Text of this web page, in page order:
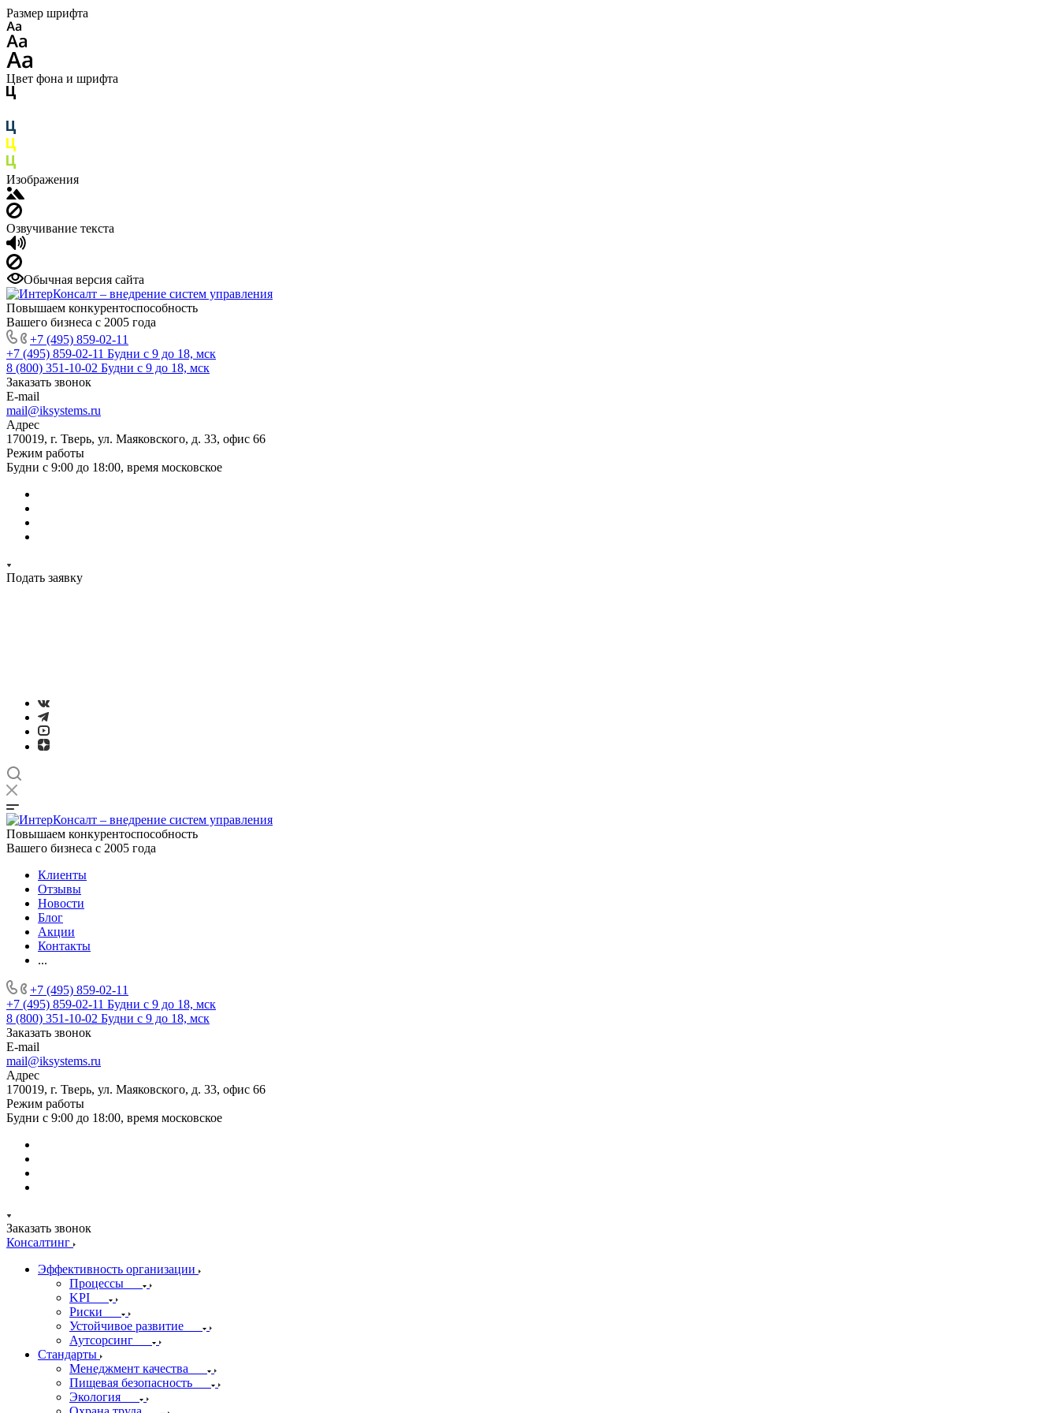
Размер шрифта
Цвет фона и шрифта
Изображения
Озвучивание текста
Обычная версия сайта
Повышаем конкурентоспособность
Вашего бизнеса с 2005 года
+7 (495) 859-02-11
+7 (495) 859-02-11 Будни с 9 до 18, мск
8 (800) 351-10-02 Будни с 9 до 18, мск
Заказать звонок
E-mail
mail@iksystems.ru
Адрес
170019, г. Тверь, ул. Маяковского, д. 33, офис 66
Режим работы
Будни с 9:00 до 18:00, время московское
Подать заявку
Повышаем конкурентоспособность
Вашего бизнеса с 2005 года
Клиенты
Отзывы
Новости
Блог
Акции
Контакты
...
+7 (495) 859-02-11
+7 (495) 859-02-11 Будни с 9 до 18, мск
8 (800) 351-10-02 Будни с 9 до 18, мск
Заказать звонок
E-mail
mail@iksystems.ru
Адрес
170019, г. Тверь, ул. Маяковского, д. 33, офис 66
Режим работы
Будни с 9:00 до 18:00, время московское
Заказать звонок
Консалтинг
Эффективность организации
Процессы
KPI
Риски
Устойчивое развитие
Аутсорсинг
Стандарты
Менеджмент качества
Пищевая безопасность
Экология